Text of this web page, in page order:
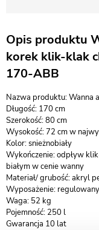
Opis produktu
korek klik-klak
170-ABB
Nazwa produktu: Wanna
Długość: 170 cm
Szerokość: 80 cm
Wysokość: 72 cm w
Kolor: snieżnobiały
Wykończenie: odpływ
białym w cenie wanny
Materiał/ grubość: akryl
Wyposażenie:
Waga: 52 kg
Pojemność: 250 l
Gwarancja 10 lat